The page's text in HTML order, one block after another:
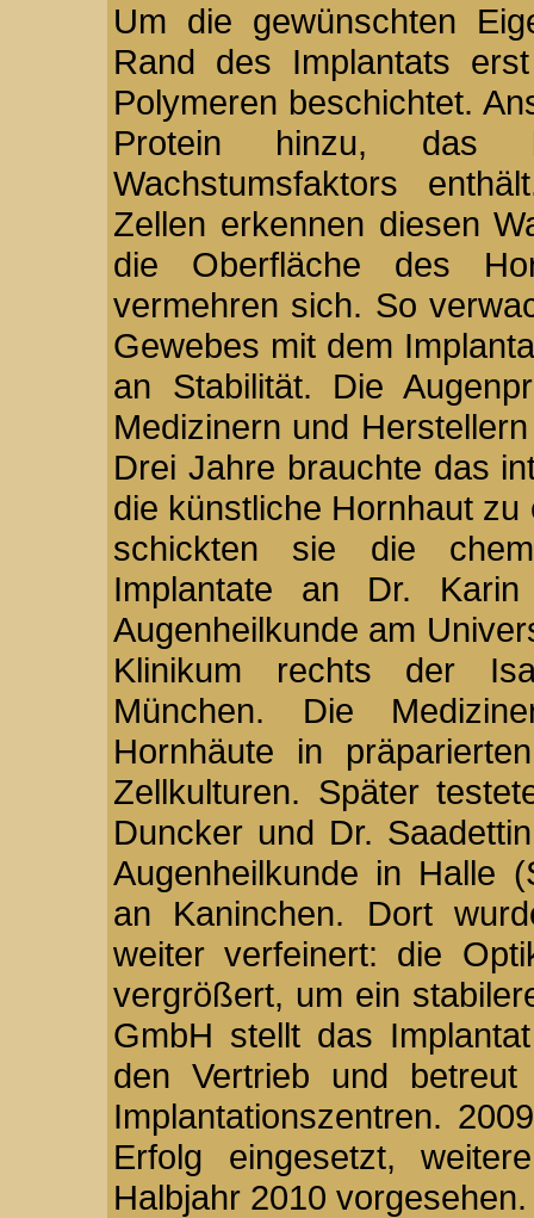
Um die gewünschten
Rand des Implantats
Polymeren beschichtet.
Protein hinzu, das
Wachstumsfaktors
Zellen erkennen diesen
die Oberfläche des
vermehren sich. So
Gewebes mit dem
an Stabilität. Die
Medizinern und
Drei Jahre brauchte das
die künstliche Hornhaut
schickten sie die
Implantate an Dr.
Augenheilkunde am
Klinikum rechts der
München. Die
Hornhäute in
Zellkulturen. Später
Duncker und Dr.
Augenheilkunde in Halle
an Kaninchen. Dort
weiter verfeinert: die
vergrößert, um ein
GmbH stellt das
den Vertrieb und
Implantationszentren.
Erfolg eingesetzt,
Halbjahr 2010 vorgesehen.